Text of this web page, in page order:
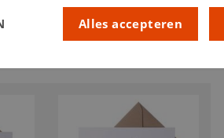
Alles accepteren